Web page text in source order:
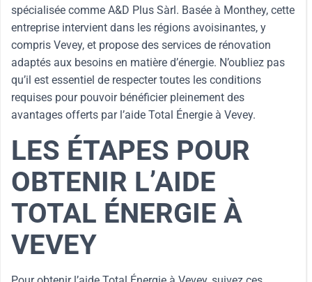
spécialisée comme A&D Plus Sàrl. Basée à Monthey, cette
entreprise intervient dans les régions avoisinantes, y
compris Vevey, et propose des services de rénovation
adaptés aux besoins en matière d’énergie. N’oubliez pas
qu’il est essentiel de respecter toutes les conditions
requises pour pouvoir bénéficier pleinement des
avantages offerts par l’aide Total Énergie à Vevey.
LES ÉTAPES POUR
OBTENIR L’AIDE
TOTAL ÉNERGIE À
VEVEY